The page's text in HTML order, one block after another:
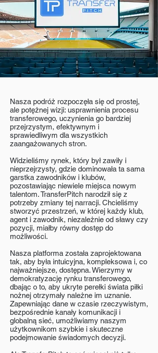
Nasza podróż rozpoczęła się od prostej,
ale potężnej wizji: usprawnienia procesu
transferowego, uczynienia go bardziej
przejrzystym, efektywnym i
sprawiedliwym dla wszystkich
zaangażowanych stron.
Widzieliśmy rynek, który był zawiły i
nieprzejrzysty, gdzie dominowała ta sama
garstka zawodników i klubów,
pozostawiając niewiele miejsca nowym
talentom. TransferPitch narodził się z
potrzeby zmiany tej narracji. Chcieliśmy
stworzyć przestrzeń, w której każdy klub,
agent i zawodnik, niezależnie od sławy czy
pozycji, miałby równy dostęp do
możliwości.
Nasza platforma została zaprojektowana
tak, aby była intuicyjna, kompleksowa i, co
najważniejsze, dostępna. Wierzymy w
demokratyzację rynku transferowego,
dbając o to, aby ukryte perełki świata piłki
nożnej otrzymały należne im uznanie.
Zapewniając dane w czasie rzeczywistym,
bezpośrednie kanały komunikacji i
globalną sieć, umożliwiamy naszym
użytkownikom szybkie i skuteczne
podejmowanie świadomych decyzji.